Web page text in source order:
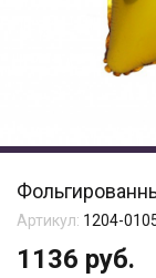
Артикул: 1204-
1136 руб.